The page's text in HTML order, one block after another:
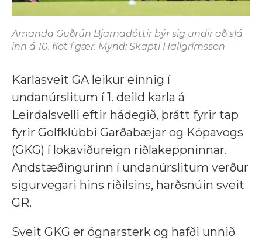
Amanda Guðrún Bjarnadóttir býr sig undir að slá
inn á 10. flöt í gær. Mynd: Skapti Hallgrímsson
Karlasveit GA leikur einnig í
undanúrslitum í 1. deild karla á
Leirdalsvelli eftir hádegið, þrátt fyrir tap
fyrir Golfklúbbi Garðabæjar og Kópavogs
(GKG) í lokaviðureign riðlakeppninnar.
Andstæðingurinn í undanúrslitum verður
sigurvegari hins riðilsins, harðsnúin sveit
GR.
Sveit GKG er ógnarsterk og hafði unnið